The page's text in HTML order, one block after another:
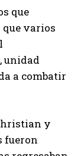
que
que varios
unidad
a combatir
y
fueron